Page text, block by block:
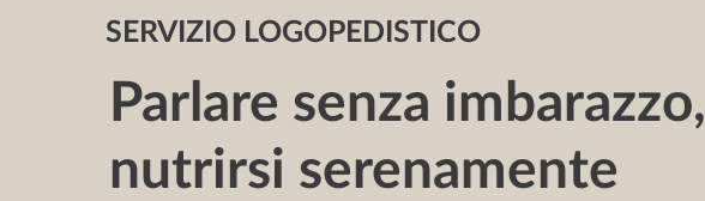
SERVIZIO LOGOPEDISTICO
Parlare senza imbarazzo,
nutrirsi serenamente